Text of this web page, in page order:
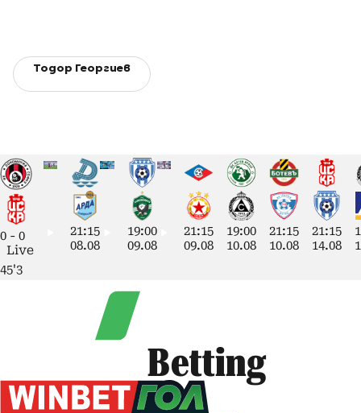
Тодор Георгиев
0 - 0
Live
45'3
21:15
08.08
19:00
09.08
21:15
09.08
19:00
10.08
21:15
10.08
21:15
14.08
Betting